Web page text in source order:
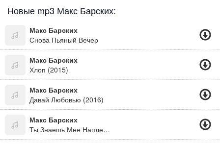
Новые mp3 Макс Барских:
Макс Барских
Снова Пьяный Вечер
Макс Барских
Хлоп (2015)
Макс Барских
Давай Любовью (2016)
Макс Барских
Ты Знаешь Мне Наплевать, Где Ты И С Кем..